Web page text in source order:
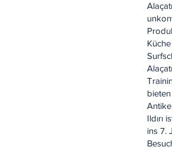
Antike
Ildırı
ins 7.